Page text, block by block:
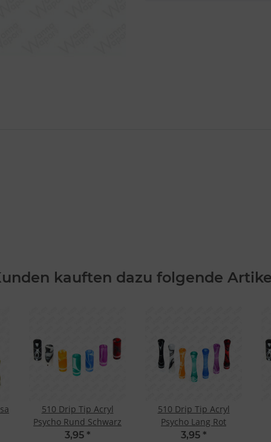
kauften dazu folgende
510 Drip Tip Acryl
Psycho Rund Schwarz
3,95 *
510 Drip Tip Acryl
Psycho Lang Rot
3,95 *